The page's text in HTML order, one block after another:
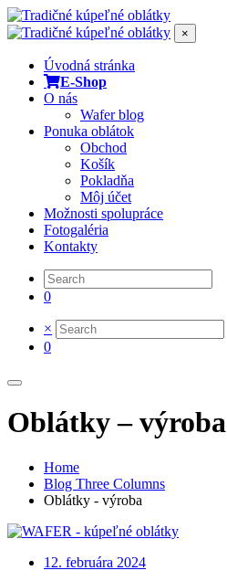
×
Úvodná stránka
E-Shop
O nás
Wafer blog
Ponuka oblátok
Obchod
Košík
Pokladňa
Môj účet
Možnosti spolupráce
Fotogaléria
Kontakty
0
×
0
Oblátky – výroba
Home
Blog Three Columns
Oblátky - výroba
12. februára 2024